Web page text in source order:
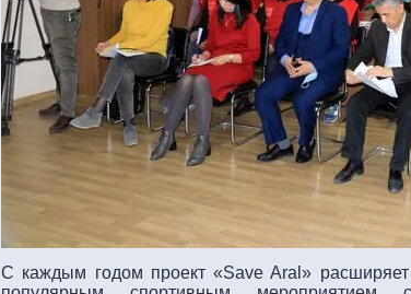
С каждым годом проект «Save Aral»